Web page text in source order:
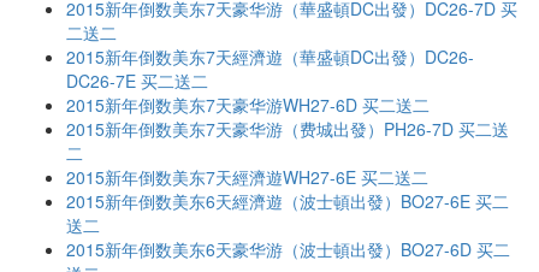
2015新年倒数美东7天豪华游（華盛頓DC出發）DC26-7D 买
二送二
2015新年倒数美东7天經濟遊（華盛頓DC出發）DC26-
DC26-7E 买二送二
2015新年倒数美东7天豪华游WH27-6D 买二送二
2015新年倒数美东7天豪华游（费城出發）PH26-7D 买二送
二
2015新年倒数美东7天經濟遊WH27-6E 买二送二
2015新年倒数美东6天經濟遊（波士頓出發）BO27-6E 买二
送二
2015新年倒数美东6天豪华游（波士頓出發）BO27-6D 买二